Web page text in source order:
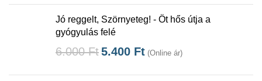
Jó reggelt, Szörnyeteg! - Öt hős útja a
gyógyulás felé
6.000Ft5.400 Ft (Online ár)